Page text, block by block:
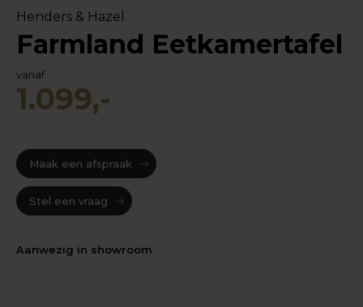
Henders & Hazel
Farmland Eetkamertafel
vanaf
1.099,-
Maak een afspraak
Stel een vraag
Aanwezig in showroom